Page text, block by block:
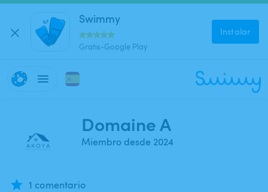
Swimmy
Gratis-Google Play
Instalar
Domaine A
Miembro desde 2024
1 comentario